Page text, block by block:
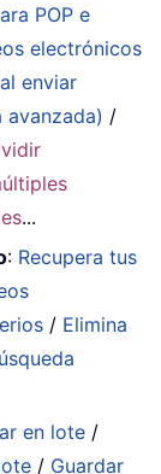
POP e
electrónicos
enviar
avanzada) /
...
: Recupera tus
/ Elimina
en lote /
/ Guardar